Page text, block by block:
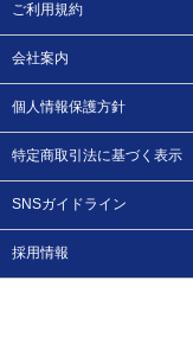
ご利用規約
会社案内
個人情報保護方針
特定商取引法に基づく表示
SNSガイドライン
採用情報